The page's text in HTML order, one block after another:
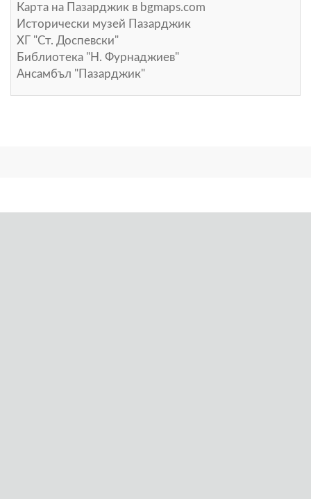
Карта на Пазарджик в bgmaps.com
Исторически музей Пазарджик
ХГ "Ст. Доспевски"
Библиотека "Н. Фурнаджиев"
Ансамбъл "Пазарджик"